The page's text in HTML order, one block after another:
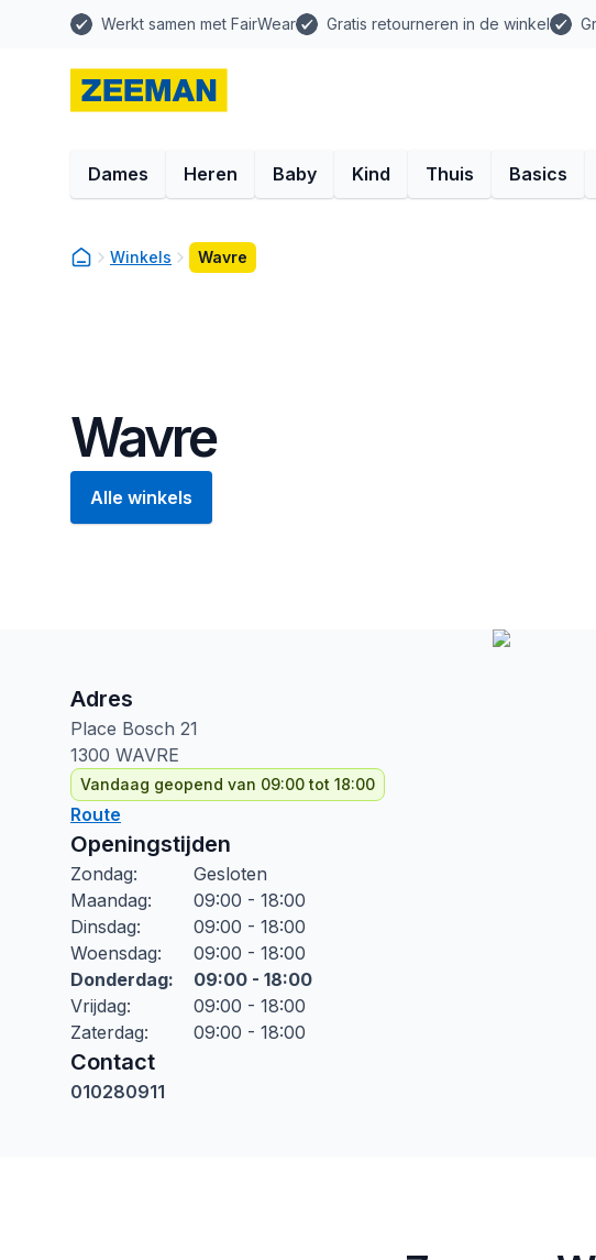
Werkt samen met FairWear Gratis retourneren in de winkel
Dames Heren Baby Kind Thuis Basics
Winkels Wavre
Wavre
Alle winkels
Adres
Place Bosch 21
1300 WAVRE
Vandaag geopend van 09:00 tot 18:00
Route
Openingstijden
Zondag:
Gesloten
Maandag:
09:00 - 18:00
Dinsdag:
09:00 - 18:00
Woensdag:
09:00 - 18:00
Donderdag:
09:00 - 18:00
Vrijdag:
09:00 - 18:00
Zaterdag: 09:00 - 18:00
Contact
010280911